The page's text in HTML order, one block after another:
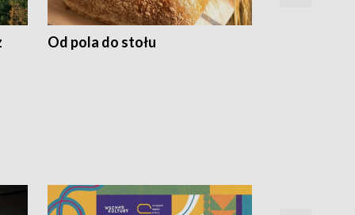
Od pola do stołu